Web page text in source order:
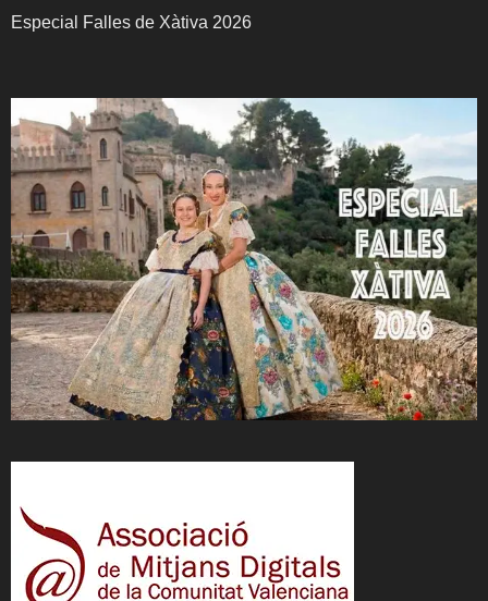
Especial Falles de Xàtiva 2026